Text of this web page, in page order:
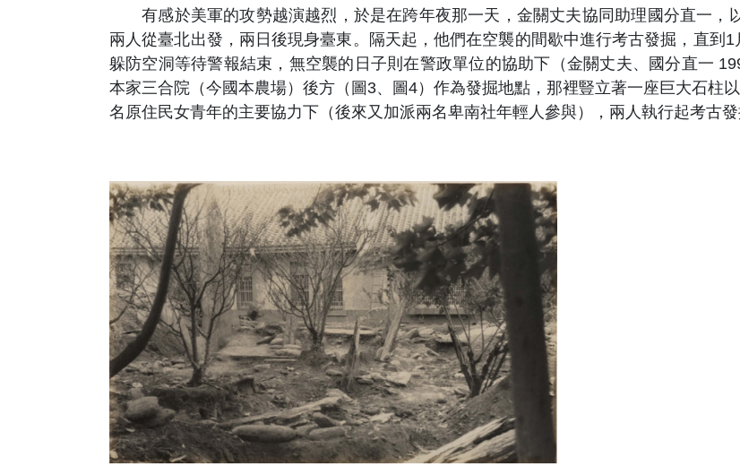
有感於美軍的攻勢越演越烈，於是在跨年夜那一天，金關丈夫協同助理國分直一，
兩人從臺北出發，兩日後現身臺東。隔天起，他們在空襲的間歇中進行考古發掘，直到
躲防空洞等待警報結束，無空襲的日子則在警政單位的協助下（金關丈夫、國分直一
本家三合院（今國本農場）後方（圖3、圖4）作為發掘地點，那裡豎立著一座巨大石柱
名原住民女青年的主要協力下（後來又加派兩名卑南社年輕人參與），兩人執行起考古發